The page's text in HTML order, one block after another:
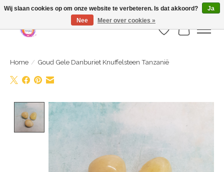
Webshop is geopend maar nog onder constructie | let op: Verzenden vanaf 29
juli
Verlanglijst
Home / Goud Gele Danburiet Knuffelsteen Tanzanië
Product image slideshow Items
Wij slaan cookies op om onze website te verbeteren. Is dat akkoord?
Ja
Nee
Meer over cookies »